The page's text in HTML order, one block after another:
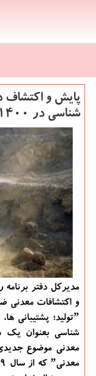
پایش و اكتشاف
شناسی در ۱۴۰۰
مدیرکل دفتر
و اکتشافات معدنی
شناسی بعنوان یک